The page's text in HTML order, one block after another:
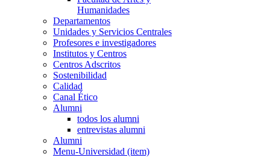
Humanidades
Departamentos
Unidades y Servicios Centrales
Profesores e investigadores
Institutos y Centros
Centros Adscritos
Sostenibilidad
Calidad
Canal Ético
Alumni
todos los alumni
entrevistas alumni
Alumni
Menu-Universidad (item)